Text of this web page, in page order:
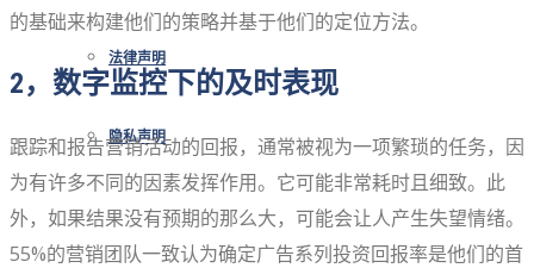
法律声明
隐私声明
的基础来构建他们的策略并基于他们的定位方法。
2，数字监控下的及时表现
跟踪和报告营销活动的回报，通常被视为一项繁琐的任务，因
为有许多不同的因素发挥作用。它可能非常耗时且细致。此
外，如果结果没有预期的那么大，可能会让人产生失望情绪。
55%的营销团队一致认为确定广告系列投资回报率是他们的首